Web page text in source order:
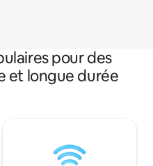
pour des
et longue durée